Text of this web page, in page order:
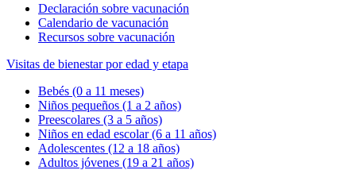
Declaración sobre vacunación
Calendario de vacunación
Recursos sobre vacunación
Visitas de bienestar por edad y etapa
Bebés (0 a 11 meses)
Niños pequeños (1 a 2 años)
Preescolares (3 a 5 años)
Niños en edad escolar (6 a 11 años)
Adolescentes (12 a 18 años)
Adultos jóvenes (19 a 21 años)